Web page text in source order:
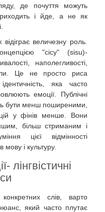
де почуття можуть
і йде, а не як
величезну роль.
"сісу" (sisu)-
наполегливості,
Це не просто риса
яка часто
емоції. Публічні
бути менш поширеними,
у фінів менше. Вони
більш стриманим і
цієї відмінності
і культуру.
лінгвістичні
слів, варто
який часто плутає